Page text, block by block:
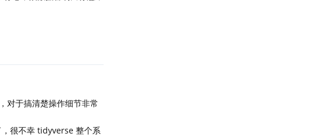
对于搞清楚操作细节非常
，很不幸 tidyverse 整个系